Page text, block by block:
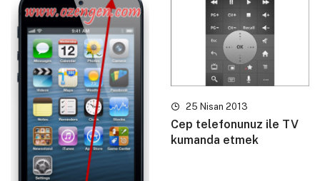
25 Nisan 2013
Cep telefonunuz ile TV
kumanda etmek